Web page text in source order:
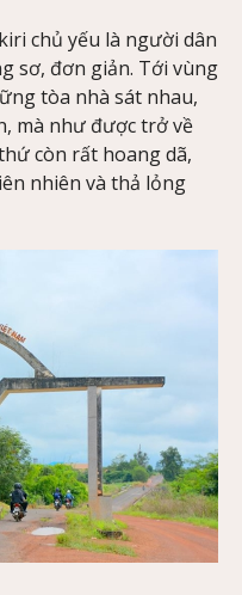
chủ yếu là người dân
sơ, đơn giản. Tới vùng
tòa nhà sát nhau,
mà như được trở về
còn rất hoang dã,
nhiên và thả lỏng